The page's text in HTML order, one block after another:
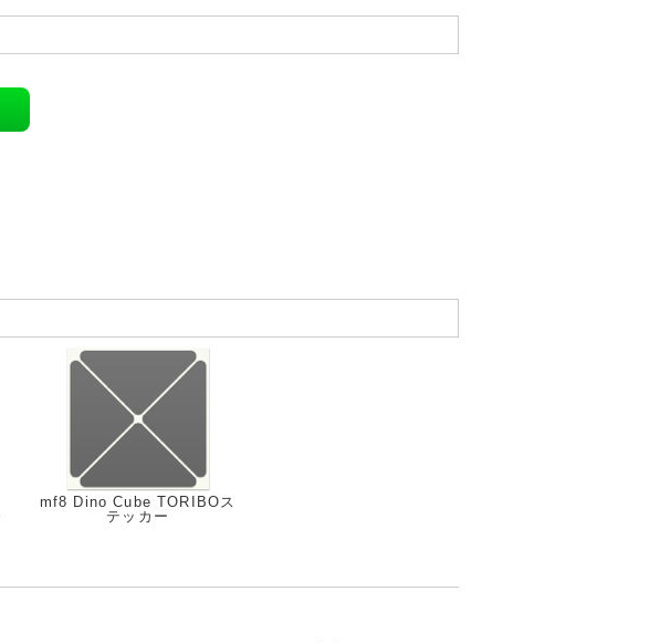
mf8 Dino Cube TORIBOス
テッカー